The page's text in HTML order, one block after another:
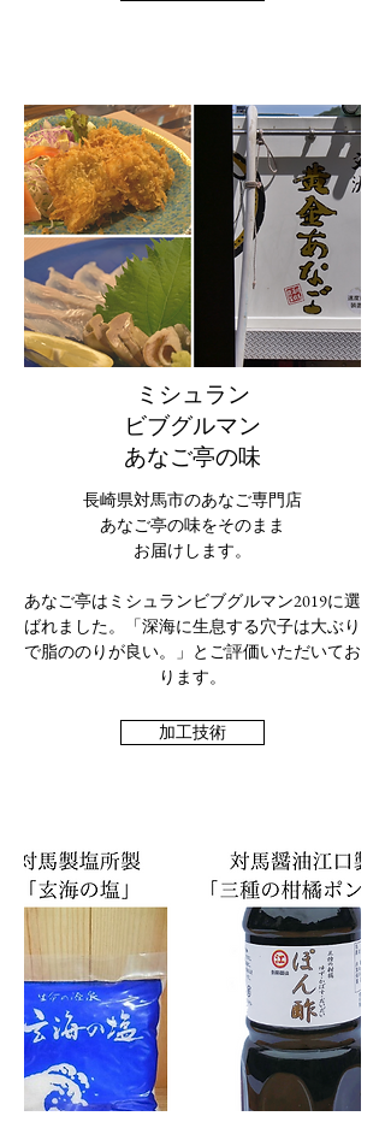
ミシュラン
ビブグルマン
​あなご亭の味
長崎県対馬市のあなご専門店
あなご亭の味をそのまま
お届けします。
​あなご亭はミシュランビブグルマン2019に選
ばれました。「深海に生息する穴子は大ぶり
で脂ののりが良い。」とご評価いただいてお
ります。
加工技術